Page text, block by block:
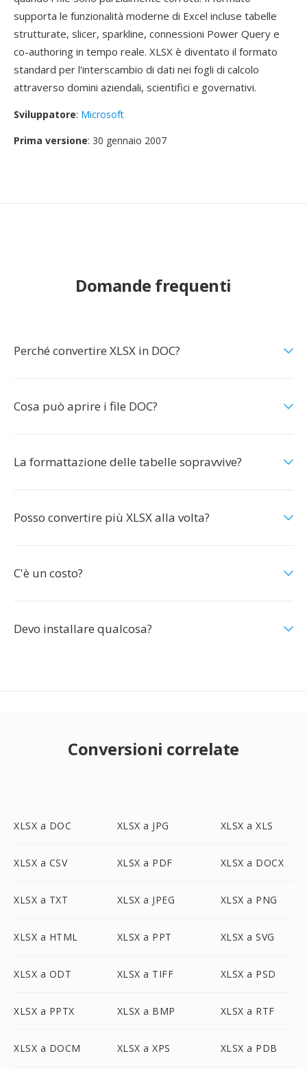
supporta le funzionalità moderne di Excel incluse tabelle
strutturate, slicer, sparkline, connessioni Power Query e
co-authoring in tempo reale. XLSX è diventato il formato
standard per l'interscambio di dati nei fogli di calcolo
attraverso domini aziendali, scientifici e governativi.
Sviluppatore: Microsoft
Prima versione: 30 gennaio 2007
Domande frequenti
Perché convertire XLSX in DOC?
Cosa può aprire i file DOC?
La formattazione delle tabelle sopravvive?
Posso convertire più XLSX alla volta?
C'è un costo?
Devo installare qualcosa?
Conversioni correlate
XLSX a DOC XLSX a JPG XLSX a XLS
XLSX a CSV XLSX a PDF XLSX a DOCX
XLSX a TXT XLSX a JPEG XLSX a PNG
XLSX a HTML XLSX a PPT XLSX a SVG
XLSX a ODT XLSX a TIFF XLSX a PSD
XLSX a PPTX XLSX a BMP XLSX a RTF
XLSX a DOCM XLSX a XPS XLSX a PDB